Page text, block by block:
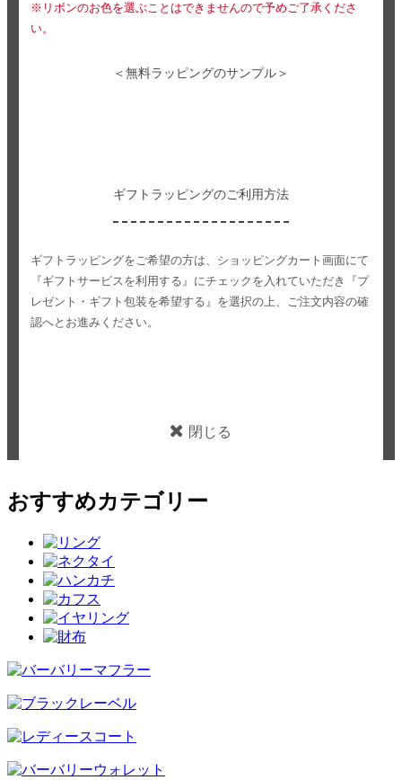
※リボンのお色を選ぶことはできませんので予めご了承くださ
い。
＜無料ラッピングのサンプル＞
ギフトラッピングのご利用方法
ギフトラッピングをご希望の方は、ショッピングカート画面にて
『ギフトサービスを利用する』にチェックを入れていただき
『プ
レゼント・ギフト包装を希望する』を選択の上、ご注文内容の確
認へとお進みください。
閉じる
おすすめカテゴリー